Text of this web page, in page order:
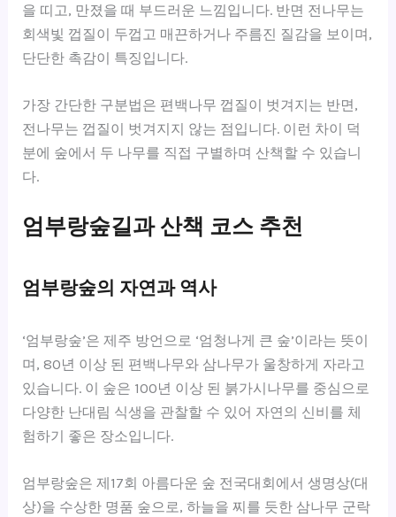
을 띠고, 만졌을 때 부드러운 느낌입니다. 반면 전나무는
회색빛 껍질이 두껍고 매끈하거나 주름진 질감을 보이며,
단단한 촉감이 특징입니다.
가장 간단한 구분법은 편백나무 껍질이 벗겨지는 반면,
전나무는 껍질이 벗겨지지 않는 점입니다. 이런 차이 덕
분에 숲에서 두 나무를 직접 구별하며 산책할 수 있습니
다.
엄부랑숲길과 산책 코스 추천
엄부랑숲의 자연과 역사
‘엄부랑숲’은 제주 방언으로 ‘엄청나게 큰 숲’이라는 뜻이
며, 80년 이상 된 편백나무와 삼나무가 울창하게 자라고
있습니다. 이 숲은 100년 이상 된 붉가시나무를 중심으로
다양한 난대림 식생을 관찰할 수 있어 자연의 신비를 체
험하기 좋은 장소입니다.
엄부랑숲은 제17회 아름다운 숲 전국대회에서 생명상(대
상)을 수상한 명품 숲으로, 하늘을 찌를 듯한 삼나무 군락